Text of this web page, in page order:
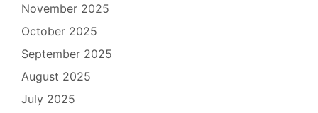
November 2025
October 2025
September 2025
August 2025
July 2025